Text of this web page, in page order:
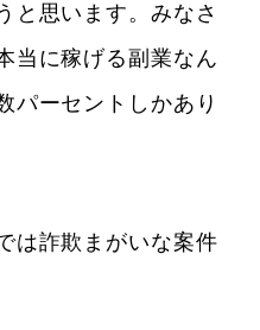
と思います。みなさ
当に稼げる副業なん
パーセントしかあり
は詐欺まがいな案件